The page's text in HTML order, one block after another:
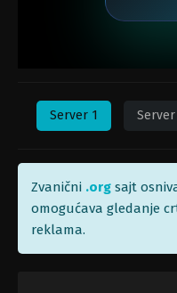
Server 1 Server
Zvanični .org sajt
omogućava gledanje
reklama.